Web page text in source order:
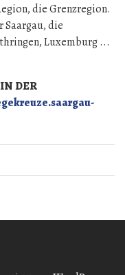
die Grenzregion.
Saargau, die
Luxemburg ...
DER